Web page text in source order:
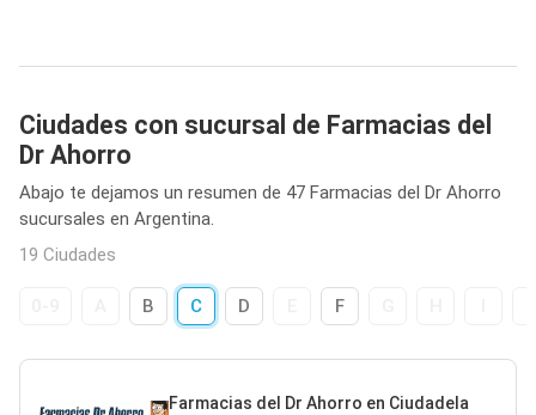
Ciudades con sucursal de Farmacias del
Dr Ahorro
Abajo te dejamos un resumen de 47 Farmacias del Dr Ahorro
sucursales en Argentina.
19 Ciudades
B C D F
Farmacias del Dr Ahorro en Ciudadela